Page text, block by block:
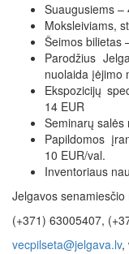
Suaugusiems –
Moksleiviams,
Šeimos bilietas
Parodžius
nuolaida įėjimo
Ekspozicijų
14 EUR
Seminarų salės
Papildomos
10 EUR/val.
Inventoriaus
Jelgavos
(+371) 63005407,
vecpilseta@jelgava.lv,